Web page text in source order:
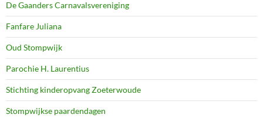
De Gaanders Carnavalsvereniging
Fanfare Juliana
Oud Stompwijk
Parochie H. Laurentius
Stichting kinderopvang Zoeterwoude
Stompwijkse paardendagen